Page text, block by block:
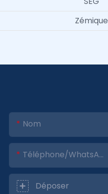
Zémique
Nom
Téléphone/WhatsApp
Déposer